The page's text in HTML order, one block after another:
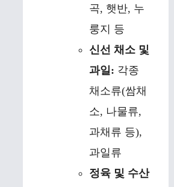
곡, 햇반, 누
룽지 등
신선 채소 및
과일: 각종
채소류(쌈채
소, 나물류,
과채류 등),
과일류
정육 및 수산